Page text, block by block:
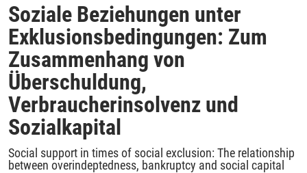
Soziale Beziehungen unter
Exklusionsbedingungen: Zum
Zusammenhang von
Überschuldung,
Verbraucherinsolvenz und
Sozialkapital
Social support in times of social exclusion: The relationship
between overindeptedness, bankruptcy and social capital